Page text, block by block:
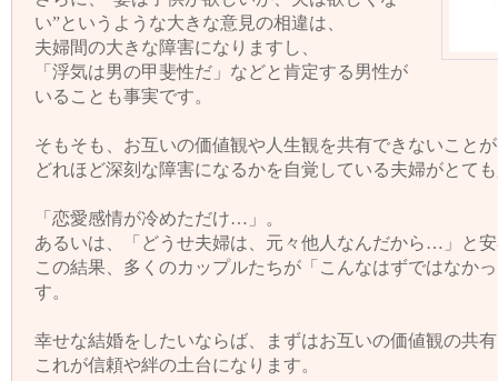
い”というような大きな意見の相違は、
夫婦間の大きな障害になりますし、
「浮気は男の甲斐性だ」などと肯定する男性が
いることも事実です。
そもそも、お互いの価値観や人生観を共有できないこと
どれほど深刻な障害になるかを自覚している夫婦がとて
「恋愛感情が冷めただけ…」。
あるいは、「どうせ夫婦は、元々他人なんだから…」と
この結果、多くのカップルたちが「こんなはずではなか
す。
幸せな結婚をしたいならば、まずはお互いの価値観の共
これが信頼や絆の土台になります。